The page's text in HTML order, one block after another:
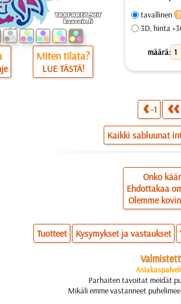
Miten tilata?
LUE TÄSTÄ!
tavallinen
3D, hinta
määrä:
-1
Kaikki sabluunat
Onko
Ehdottakaa
Olemme
Tuotteet Kysymykset ja vastaukset
Parhaiten tavoitat meidät
Mikäli emme vastanneet